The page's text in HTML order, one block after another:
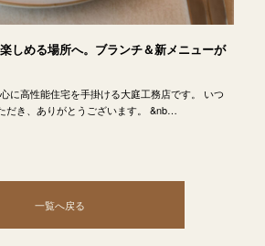
しめる場所へ。ブランチ＆新メニューが
に高性能住宅を手掛ける大庭工務店です。 いつ
だき、ありがとうございます。 &nb…
一覧へ戻る